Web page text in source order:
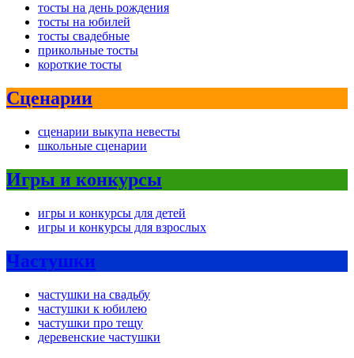
тосты на день рождения
тосты на юбилей
тосты свадебные
прикольные тосты
короткие тосты
Сценарии
сценарии выкупа невесты
школьные сценарии
Игры и конкурсы
игры и конкурсы для детей
игры и конкурсы для взрослых
Частушки
частушки на свадьбу
частушки к юбилею
частушки про тещу
деревенские частушки